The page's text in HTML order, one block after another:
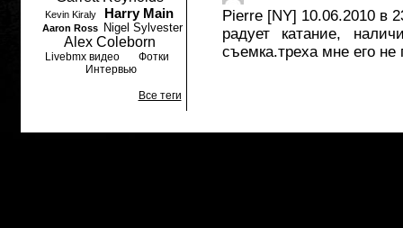
Pierre [NY] 10.06.2010 в
радует катание,
съемка.треха мне его не
Kevin Kiraly Harry Main
Aaron Ross Nigel Sylvester
Alex Coleborn
Livebmx видео
Фотки
Интервью
Все теги